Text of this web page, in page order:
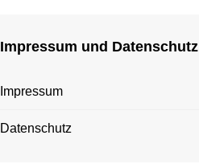
Impressum und Datenschutz
Impressum
Datenschutz